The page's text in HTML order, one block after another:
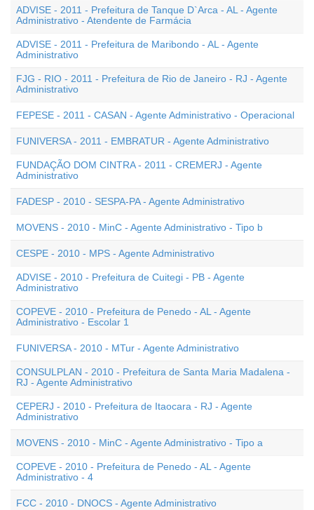
ADVISE - 2011 - Prefeitura de Tanque D`Arca - AL - Agente
Administrativo - Atendente de Farmácia
ADVISE - 2011 - Prefeitura de Maribondo - AL - Agente
Administrativo
FJG - RIO - 2011 - Prefeitura de Rio de Janeiro - RJ - Agente
Administrativo
FEPESE - 2011 - CASAN - Agente Administrativo - Operacional
FUNIVERSA - 2011 - EMBRATUR - Agente Administrativo
FUNDAÇÃO DOM CINTRA - 2011 - CREMERJ - Agente
Administrativo
FADESP - 2010 - SESPA-PA - Agente Administrativo
MOVENS - 2010 - MinC - Agente Administrativo - Tipo b
CESPE - 2010 - MPS - Agente Administrativo
ADVISE - 2010 - Prefeitura de Cuitegi - PB - Agente
Administrativo
COPEVE - 2010 - Prefeitura de Penedo - AL - Agente
Administrativo - Escolar 1
FUNIVERSA - 2010 - MTur - Agente Administrativo
CONSULPLAN - 2010 - Prefeitura de Santa Maria Madalena -
RJ - Agente Administrativo
CEPERJ - 2010 - Prefeitura de Itaocara - RJ - Agente
Administrativo
MOVENS - 2010 - MinC - Agente Administrativo - Tipo a
COPEVE - 2010 - Prefeitura de Penedo - AL - Agente
Administrativo - 4
FCC - 2010 - DNOCS - Agente Administrativo